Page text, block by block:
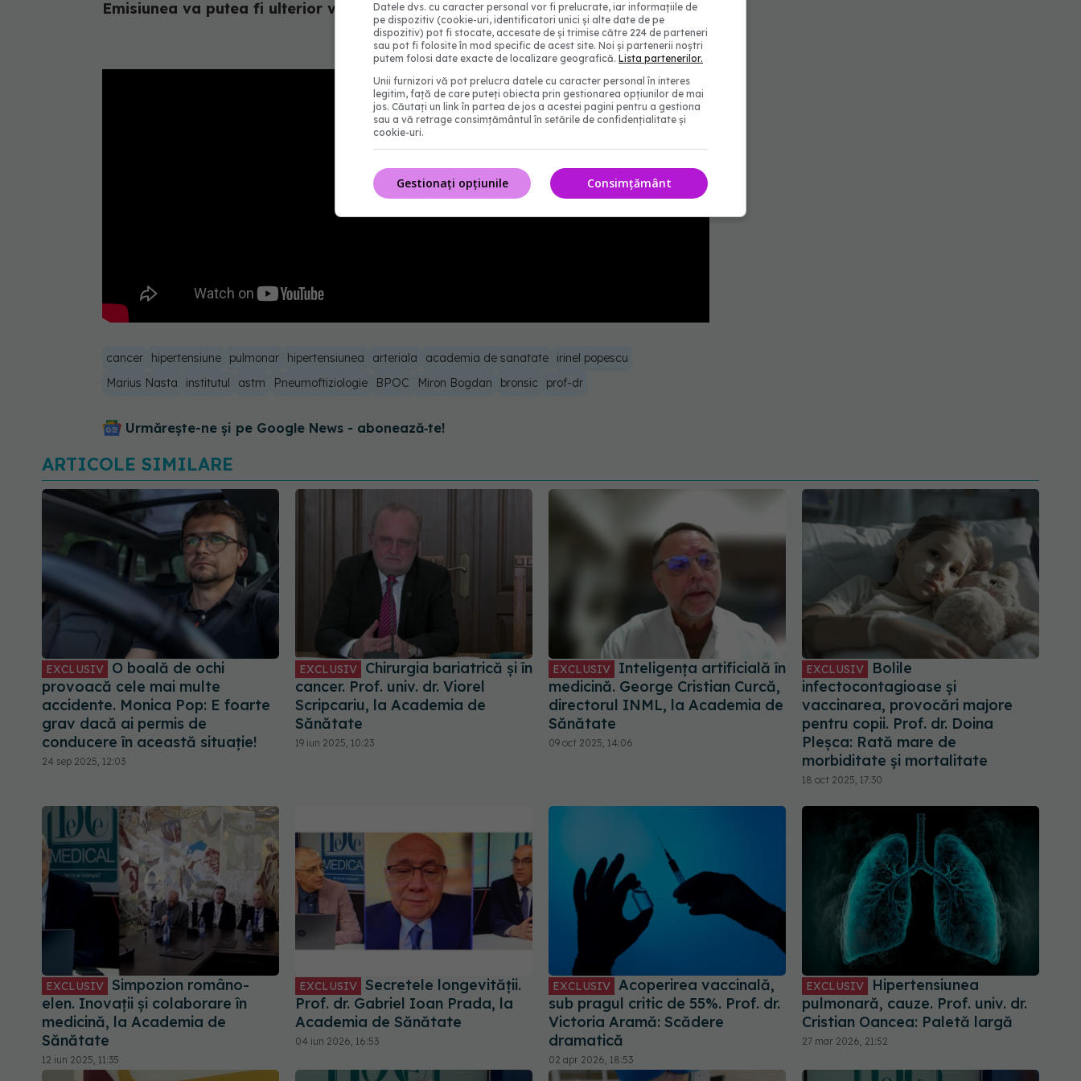
Emisiunea va putea fi ulterior vizionată și AICI.
cancer hipertensiune pulmonar hipertensiunea arteriala academia de sanatate
irinel popescu
Marius Nasta
institutul astm Pneumoftiziologie BPOC Miron Bogdan bronsic prof-dr
Urmărește-ne și pe Google News - abonează‑te!
ARTICOLE SIMILARE
EXCLUSIV
O boală de ochi
provoacă cele mai multe
accidente. Monica Pop: E foarte
grav dacă ai permis de
conducere în această situație!
24 sep 2025, 12:03
EXCLUSIV
Chirurgia bariatrică și în
cancer. Prof. univ. dr. Viorel
Scripcariu, la Academia de
Sănătate
19 iun 2025, 10:23
EXCLUSIV
Inteligența artificială în
medicină. George Cristian Curcă,
directorul INML, la Academia de
Sănătate
09 oct 2025, 14:06
EXCLUSIV
Bolile
infectocontagioase și
vaccinarea, provocări majore
pentru copii. Prof. dr. Doina
Pleșca: Rată mare de
morbiditate și mortalitate
18 oct 2025, 17:30
EXCLUSIV Simpozion româno-
elen. Inovații și colaborare în
medicină, la Academia de
Sănătate
12 iun 2025, 11:35
EXCLUSIV Secretele longevității.
Prof. dr. Gabriel Ioan Prada, la
Academia de Sănătate
04 iun 2026, 16:53
EXCLUSIV Acoperirea vaccinală,
sub pragul critic de 55%. Prof. dr.
Victoria Aramă: Scădere
dramatică
02 apr 2026, 18:53
EXCLUSIV
Hipertensiunea
pulmonară, cauze. Prof. univ. dr.
Cristian Oancea: Paletă largă
27 mar 2026, 21:52
Datele dvs. cu caracter personal vor fi prelucrate, iar informațiile de
pe dispozitiv (cookie-uri, identificatori unici și alte date de pe
dispozitiv) pot fi stocate, accesate de și trimise către 224 de parteneri
sau pot fi folosite în mod specific de acest site. Noi și partenerii noștri
putem folosi date exacte de localizare geografică. Lista partenerilor.
Unii furnizori vă pot prelucra datele cu caracter personal în interes
legitim, față de care puteți obiecta prin gestionarea opțiunilor de mai
jos. Căutați un link în partea de jos a acestei pagini pentru a gestiona
sau a vă retrage consimțământul în setările de confidențialitate și
cookie-uri.
Consimțământ
Gestionați opțiunile